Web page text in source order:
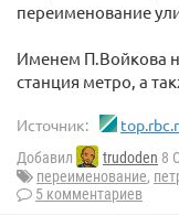
переименование
Именем П.Войкова
станция метро, а
Источник:
Добавил trudoden 8
переименование,
5 комментариев